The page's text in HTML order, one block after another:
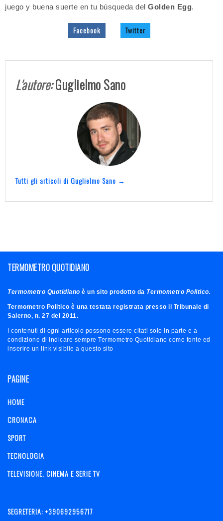
juego y buena suerte en tu búsqueda del Golden Egg.
Facebook Twitter
L'autore:Guglielmo Sano
Tutti gli articoli di Guglielmo Sano →
TERMOMETRO QUOTIDIANO
Termometro Quotidiano è un sito prodotto da Termometro Politico.
Termometro Politico è una testata registrata presso il Tribunale di
Salerno, n. 27 del 2011.
I contenuti di ogni articolo possono essere citati solo in parte e a
condizione di indicare sempre Termometro Quotidiano come fonte ed
inserire un link visibile a questo sito
PAGINE
HOME
CRONACA
SPORT
TECNOLOGIA
TELEVISIONE, CINEMA E SERIE TV
SEGRETERIA: +390692956717